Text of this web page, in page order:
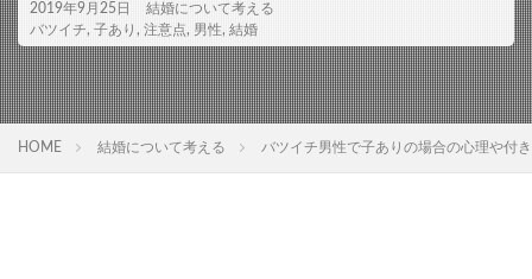
2019年9月25日
結婚について考える
バツイチ, 子あり , 注意点, 男性, 結婚
HOME 結婚について考える バツイチ男性で子ありの場合の心理や付